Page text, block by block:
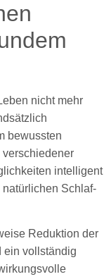
nicht mehr
bewussten
intelligent
Schlaf-
Reduktion der
ein vollständig